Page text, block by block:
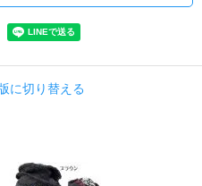
に切り替える